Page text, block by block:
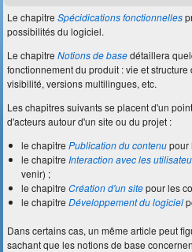
Le chapitre Spécidications fonctionnelles
possibilités du logiciel.
Le chapitre Notions de basedétaillera
fonctionnement du produit : vie et
visibilité, versions multilingues, etc.
Les chapitres suivants se placent d'un
d'acteurs autour d'un site ou du projet :
le chapitre Publication du contenupour
le chapitre Interaction avec les
venir) ;
le chapitre Création d'un sitepour les
le chapitre Développement du logiciel
Dans certains cas, un même article peut
sachant que les notions de base